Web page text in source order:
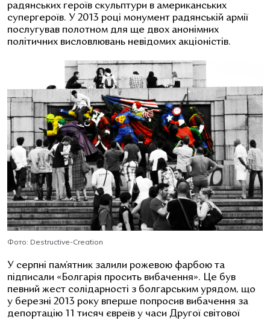
радянських героїв скульптури в американських
супергероїв. У 2013 році монумент радянській армії
послугував полотном для ще двох анонімних
політичних висловлювань невідомих акціоністів.
Фото: Destructive-Creation
У серпні пам’ятник залили рожевою фарбою та
підписали «Болгарія просить вибачення». Це був
певний жест солідарності з болгарським урядом, що
у березні 2013 року вперше попросив вибачення за
депортацію 11 тисяч євреїв у часи Другої світової